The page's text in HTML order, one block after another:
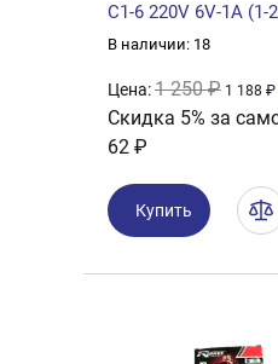
C1-6 220V 6V-1A
В наличии: 18
Цена:1 250 ₽ 1 188 ₽
Скидка 5% за
62 ₽
Купить